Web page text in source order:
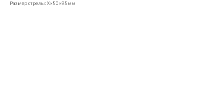
Размер стрелы: Х×50×95мм